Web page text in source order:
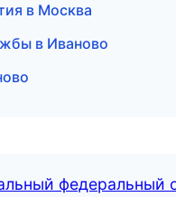
в Москва
в Иваново
федеральный